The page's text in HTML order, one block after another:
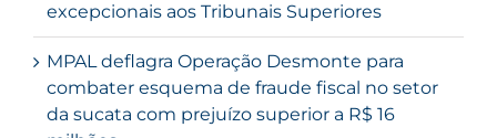
excepcionais aos Tribunais Superiores
MPAL deflagra Operação Desmonte para
combater esquema de fraude fiscal no setor
da sucata com prejuízo superior a R$ 16